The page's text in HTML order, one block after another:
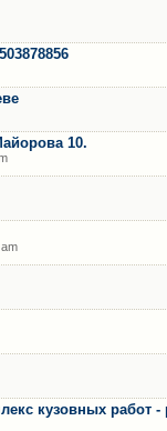
10.
кузовных работ -